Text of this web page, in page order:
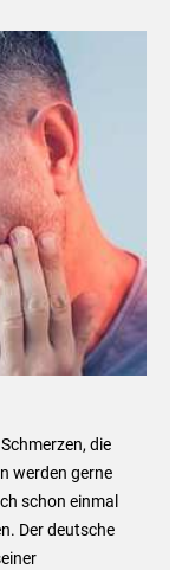
die
werden gerne
schon einmal
Der deutsche